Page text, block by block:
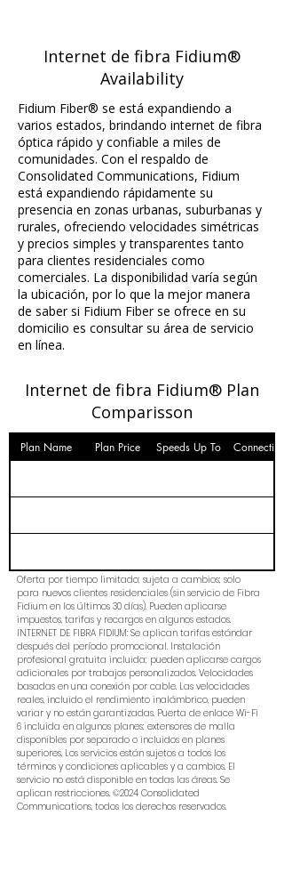
Internet de fibra Fidium®
Availability
Fidium Fiber® se está expandiendo a
varios estados, brindando internet de fibra
óptica rápido y confiable a miles de
comunidades. Con el respaldo de
Consolidated Communications, Fidium
está expandiendo rápidamente su
presencia en zonas urbanas, suburbanas y
rurales, ofreciendo velocidades simétricas
y precios simples y transparentes tanto
para clientes residenciales como
comerciales. La disponibilidad varía según
la ubicación, por lo que la mejor manera
de saber si Fidium Fiber se ofrece en su
domicilio es consultar su área de servicio
en línea.
Internet de fibra Fidium® Plan
Comparisson
Plan Name Plan Price Speeds Up To Connection
Oferta por tiempo limitado; sujeta a cambios; solo
para nuevos clientes residenciales (sin servicio de Fibra
Fidium en los últimos 30 días). Pueden aplicarse
impuestos, tarifas y recargos en algunos estados.
INTERNET DE FIBRA FIDIUM: Se aplican tarifas estándar
después del período promocional. Instalación
profesional gratuita incluida; pueden aplicarse cargos
adicionales por trabajos personalizados. Velocidades
basadas en una conexión por cable. Las velocidades
reales, incluido el rendimiento inalámbrico, pueden
variar y no están garantizadas. Puerta de enlace Wi-Fi
6 incluida en algunos planes; extensores de malla
disponibles por separado o incluidos en planes
superiores. Los servicios están sujetos a todos los
términos y condiciones aplicables y a cambios. El
servicio no está disponible en todas las áreas. Se
aplican restricciones. ©2024 Consolidated
Communications, todos los derechos reservados.